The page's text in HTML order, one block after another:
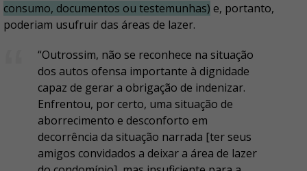
consumo, documentos ou testemunhas) e, portanto,
poderiam usufruir das áreas de lazer.
“Outrossim, não se reconhece na situação
dos autos ofensa importante à dignidade
capaz de gerar a obrigação de indenizar.
Enfrentou, por certo, uma situação de
aborrecimento e desconforto em
decorrência da situação narrada [ter seus
amigos convidados a deixar a área de lazer